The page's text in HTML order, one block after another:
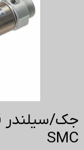
جک/سیلندر
SMC